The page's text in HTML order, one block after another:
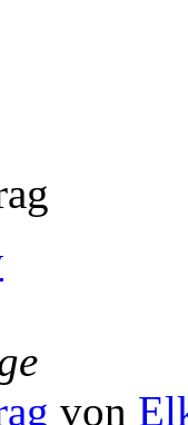
von